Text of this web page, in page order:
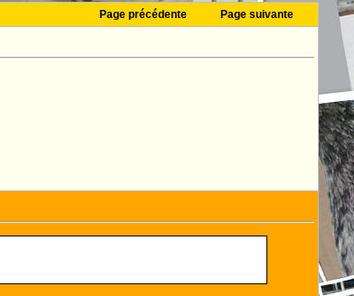
Page précédente
Page suivante